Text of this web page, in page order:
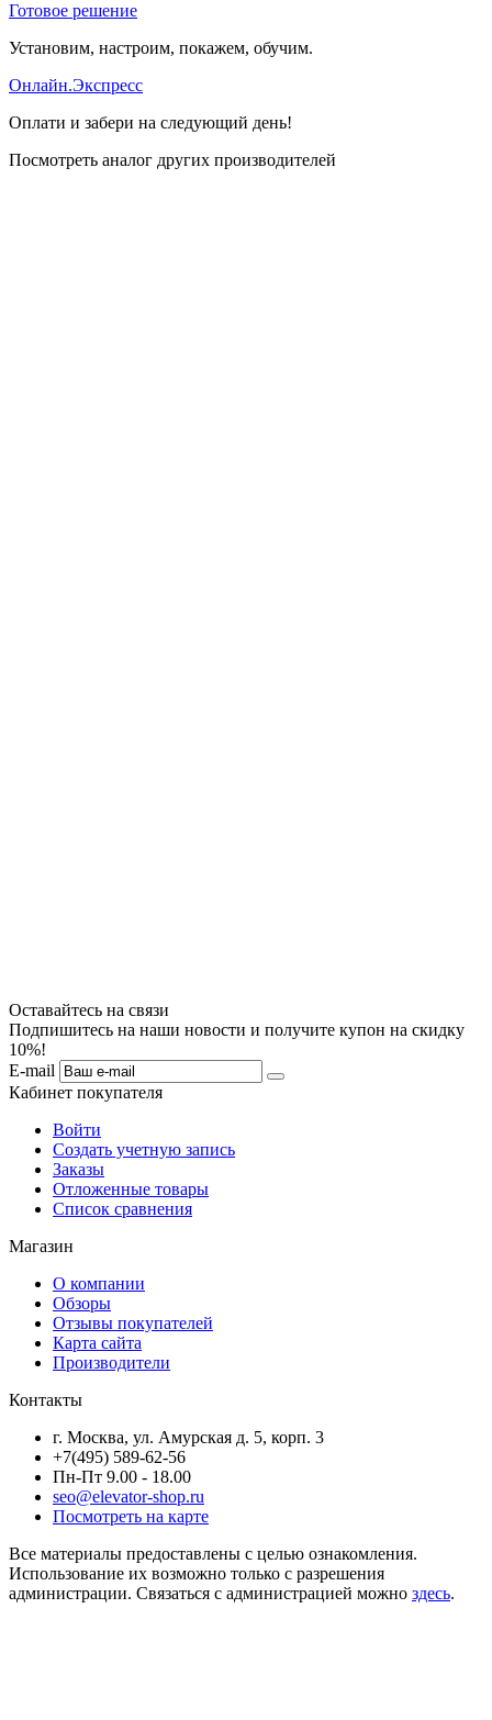
Готовое решение
Установим, настроим, покажем, обучим.
Онлайн.Экспресс
Оплати и забери на следующий день!
Посмотреть аналог других производителей
Оставайтесь на связи
Подпишитесь на наши новости и получите купон на скидку
10%!
E-mail
Кабинет покупателя
Войти
Создать учетную запись
Заказы
Отложенные товары
Список сравнения
Магазин
О компании
Обзоры
Отзывы покупателей
Карта сайта
Производители
Контакты
г. Москва, ул. Амурская д. 5, корп. 3
+7(495) 589-62-56
Пн-Пт 9.00 - 18.00
seo@elevator-shop.ru
Посмотреть на карте
Все материалы предоставлены с целью ознакомления.
Использование их возможно только с разрешения
администрации. Связаться с администрацией можно здесь.